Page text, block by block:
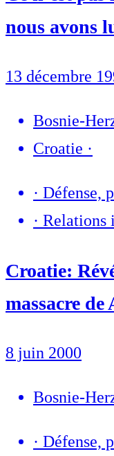
nous avons
13 décembre
Bosnie-
Croatie ·
· Défense,
· Relations
Croatie:
massacre de
8 juin 2000
Bosnie-
· Défense,